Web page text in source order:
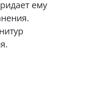
ему
я даю свое согласие на
от 27.07.2006 года № 152-ФЗ
в